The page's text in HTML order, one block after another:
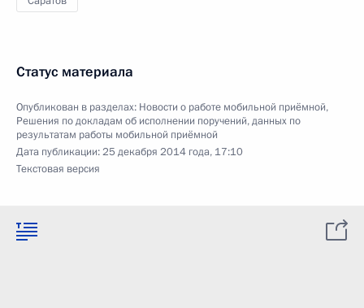
Статус материала
Опубликован в разделах: Новости о работе мобильной приёмной,
Решения по докладам об исполнении поручений, данных по
результатам работы мобильной приёмной
Дата публикации:25 декабря 2014 года, 17:10
Текстовая версия